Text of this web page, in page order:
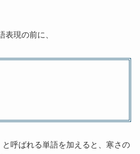
表現の前に、
と呼ばれる単語を加えると、寒さの